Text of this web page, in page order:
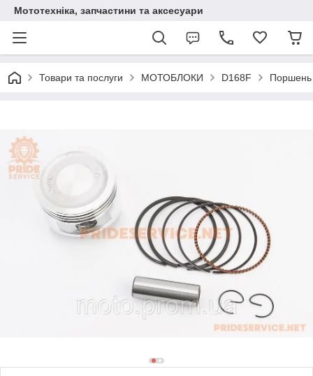
Мототехніка, запчастини та аксесуари
Товари та послуги МОТОБЛОКИ D168F Поршень